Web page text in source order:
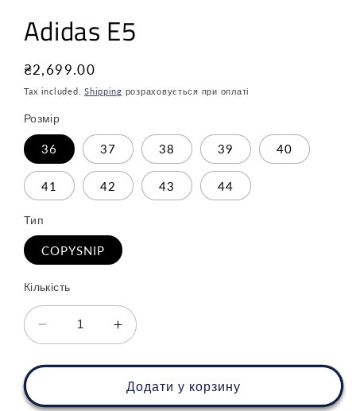
Adidas E5
Звичайна
ціна
₴2,699.00
Tax included.Shipping розраховується при оплаті
Розмір
36 37 38 39 40
41 42 43 44
Тип
COPYSNIP
Кількість
Зменшити
кількість
для
E5
Збільшити
кількість
для
Adidas
E5
Додати у корзину